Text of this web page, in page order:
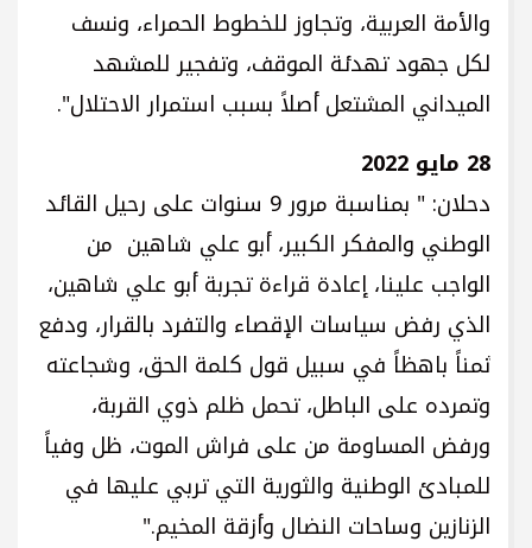
والأمة العربية، وتجاوز للخطوط الحمراء، ونسف
لكل جهود تهدئة الموقف، وتفجير للمشهد
الميداني المشتعل أصلاً بسبب استمرار الاحتلال".
28 مايو 2022
دحلان: " بمناسبة مرور 9 سنوات على رحيل القائد
الوطني والمفكر الكبير، أبو علي شاهين من
الواجب علينا، إعادة قراءة تجربة أبو علي شاهين،
الذي رفض سياسات الإقصاء والتفرد بالقرار، ودفع
ثمناً باهظاً في سبيل قول كلمة الحق، وشجاعته
وتمرده على الباطل، تحمل ظلم ذوي القربة،
ورفض المساومة من على فراش الموت، ظل وفياً
للمبادئ الوطنية والثورية التي تربي عليها في
الزنازين وساحات النضال وأزقة المخيم."